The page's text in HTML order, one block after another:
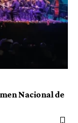
Nacional de